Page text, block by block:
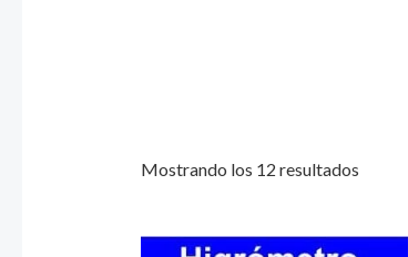
Mostrando los 12 resultados